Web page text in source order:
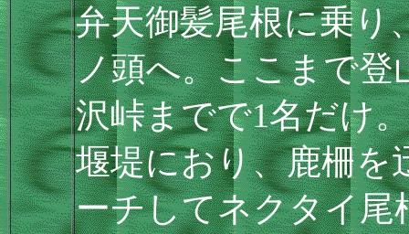
弁天御髪尾根に乗り
ノ頭へ。ここまで登
沢峠までで1名だけ
堰堤におり、鹿柵を
ーチしてネクタイ尾